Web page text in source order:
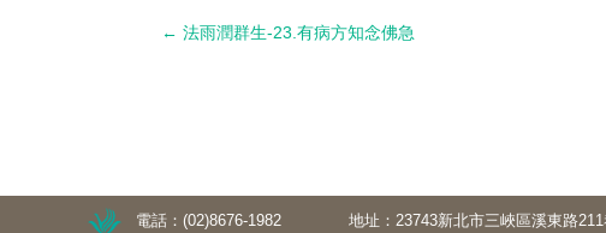
←法雨潤群生-23.有病方知念佛急
電話：(02)8676-1982 地址：23743新北市三峽區溪東路